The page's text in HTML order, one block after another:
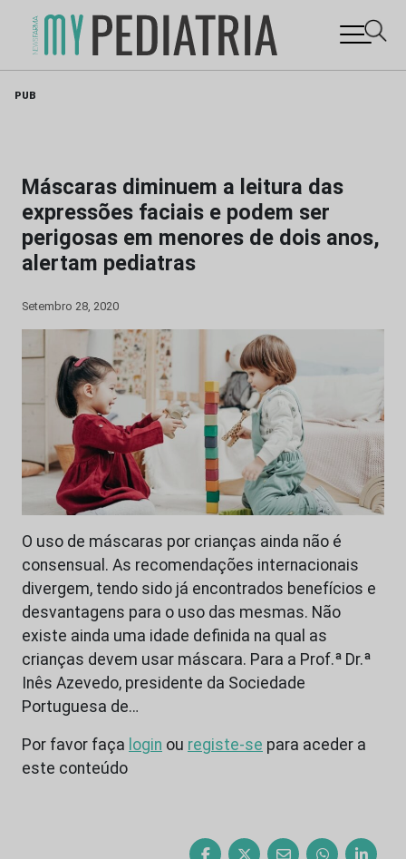
PUB
Máscaras diminuem a leitura das
expressões faciais e podem ser
perigosas em menores de dois anos,
alertam pediatras
Setembro 28, 2020
O uso de máscaras por crianças ainda não é
consensual. As recomendações internacionais
divergem, tendo sido já encontrados benefícios e
desvantagens para o uso das mesmas. Não
existe ainda uma idade definida na qual as
crianças devem usar máscara. Para a Prof.ª Dr.ª
Inês Azevedo, presidente da Sociedade
Portuguesa de…
Por favor faça login ou registe-se para aceder a
este conteúdo